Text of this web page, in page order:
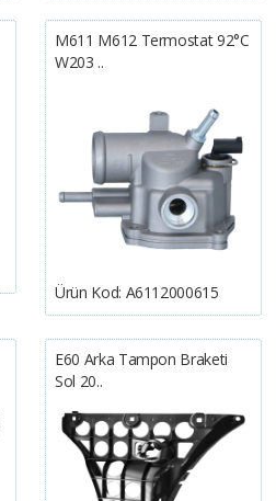
M611 M612 Termostat 92°C
W203 ..
Ürün Kod: A6112000615
E60 Arka Tampon Braketi
Sol 20..